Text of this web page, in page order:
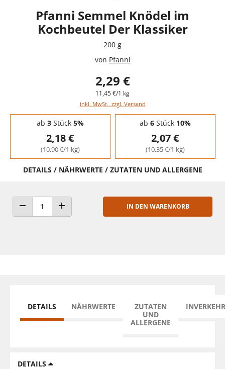
Pfanni Semmel Knödel im
Kochbeutel Der Klassiker
200 g
von Pfanni
2,29 €
11,45 €/1 kg
inkl. MwSt., zzgl. Versand
Staffelpreise - Mengenrabatt
ab 3Stück 5%
2,18 €
(10,90 €/1 kg)
ab 6Stück 10%
2,07 €
(10,35 €/1 kg)
DETAILS / NÄHRWERTE / ZUTATEN UND ALLERGENE
ANZAHL VERRINGERNANZAHL ERHÖHEN
IN DEN WARENKORB
DETAILS NÄHRWERTE
ZUTATEN
UND
ALLERGENE
DETAILS